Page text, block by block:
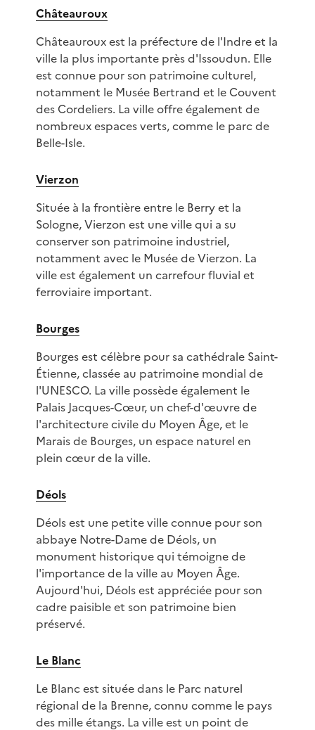
Châteauroux
Châteauroux est la préfecture de l'Indre et la
ville la plus importante près d'Issoudun. Elle
est connue pour son patrimoine culturel,
notamment le Musée Bertrand et le Couvent
des Cordeliers. La ville offre également de
nombreux espaces verts, comme le parc de
Belle-Isle.
Vierzon
Située à la frontière entre le Berry et la
Sologne, Vierzon est une ville qui a su
conserver son patrimoine industriel,
notamment avec le Musée de Vierzon. La
ville est également un carrefour fluvial et
ferroviaire important.
Bourges
Bourges est célèbre pour sa cathédrale Saint-
Étienne, classée au patrimoine mondial de
l'UNESCO. La ville possède également le
Palais Jacques-Cœur, un chef-d'œuvre de
l'architecture civile du Moyen Âge, et le
Marais de Bourges, un espace naturel en
plein cœur de la ville.
Déols
Déols est une petite ville connue pour son
abbaye Notre-Dame de Déols, un
monument historique qui témoigne de
l'importance de la ville au Moyen Âge.
Aujourd'hui, Déols est appréciée pour son
cadre paisible et son patrimoine bien
préservé.
Le Blanc
Le Blanc est située dans le Parc naturel
régional de la Brenne, connu comme le pays
des mille étangs. La ville est un point de